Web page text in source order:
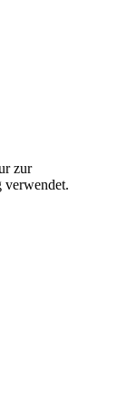
zur
verwendet.